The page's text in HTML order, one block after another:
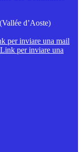
d’Aoste)
per inviare una mail
Link per inviare una